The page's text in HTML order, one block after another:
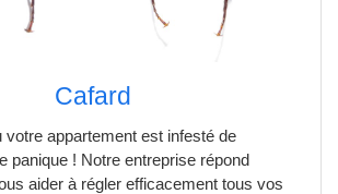
Cafard
votre appartement est infesté de
panique ! Notre entreprise répond
aider à régler efficacement tous vos